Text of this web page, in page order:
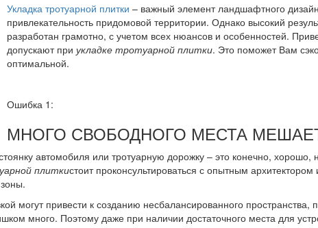
Укладка тротуарной плитки – важный элемент ландшафтного
привлекательность придомовой территории. Однако высокий
разработан грамотно, с учетом всех нюансов и особенностей.
допускают при укладке тротуарной плитки. Это поможет Вам
оптимальной.
Ошибка 1:
МНОГО СВОБОДНОГО МЕСТА
автомобиля или тротуарную дорожку – это конечно,
плиткистоит проконсультироваться с опытным
могут привести к созданию несбалансированного пространства,
много. Поэтому даже при наличии достаточного места для